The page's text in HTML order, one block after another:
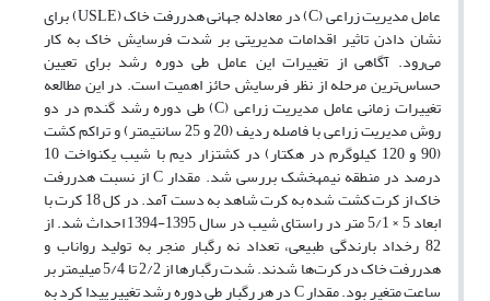
عامل مدیریت زراعی (C) در معادله جهانی هدررفت خاک (USLE) برای
نشان دادن تاثیر اقدامات مدیریتی بر شدت فرسایش خاک به کار
می‌رود. آگاهی از تغییرات این عامل طی دوره رشد برای تعیین
حساس‌ترین مرحله از نظر فرسایش حائز اهمیت است. در این مطالعه
تغییرات زمانی عامل مدیریت زراعی (C) طی دوره رشد گندم در دو
روش مدیریت زراعی با فاصله ردیف (20 و 25 سانتی­متر) و تراکم کشت
(90 و 120 کیلوگرم در هکتار) در کشتزار دیم با شیب یکنواخت 10
درصد در منطقه نیمه­خشک بررسی شد. مقدار C از نسبت هدررفت
خاک از کرت کشت شده به کرت شاهد به دست آمد. در کل 18 کرت با
ابعاد 5 × 5/1 متر در راستای شیب در سال 1395-1394 احداث شد. از
82 رخداد بارندگی طبیعی، تعداد نه رگبار منجر به تولید رواناب و
هدررفت خاک در کرت‌ها شدند. شدت رگبارها از 2/2 تا 5/4 میلی­متر بر
ساعت متغیر بود. مقدار C در هر رگبار طی دوره رشد تغییر پیدا کرد به